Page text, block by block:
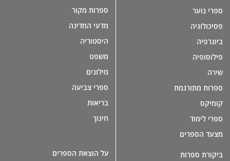
ספרי נוער
פסיכולוגיה
ביוגרפיה
פילוסופיה
שירה
ספרות מתורגמת
קומיקס
ספרי לימוד
מצעד הספרים
ביקורת ספרות
ספרות מקור
מדעי המדינה
היסטוריה
משפט
מילונים
ספרי צביעה
בריאות
חינוך
על הוצאת הספרים